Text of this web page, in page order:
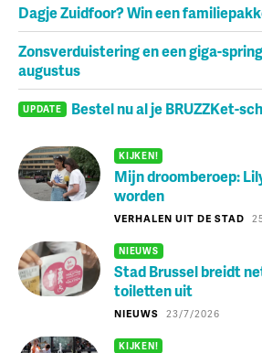
Dagje Zuidfoor? Win een
Zonsverduistering en een giga-
augustus
UPDATE Bestel nu al je BRUZZKet-
KIJKEN!
Mijn droomberoep:
worden
VERHALEN UIT DE STAD
NIEUWS
Stad Brussel breidt
toiletten uit
NIEUWS 23/7/2026
KIJKEN!